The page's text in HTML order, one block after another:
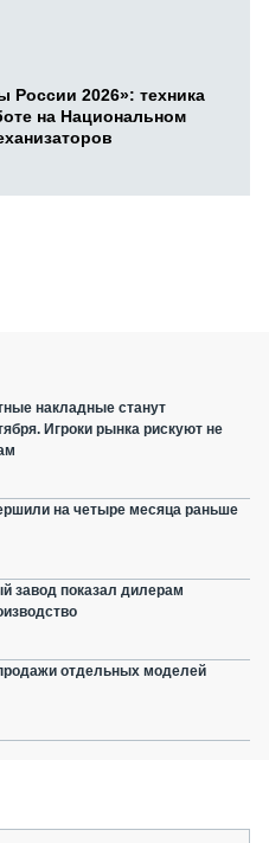
России 2026»: техника
на Национальном
накладные станут
Игроки рынка рискуют не
на четыре месяца раньше
завод показал дилерам
отдельных моделей